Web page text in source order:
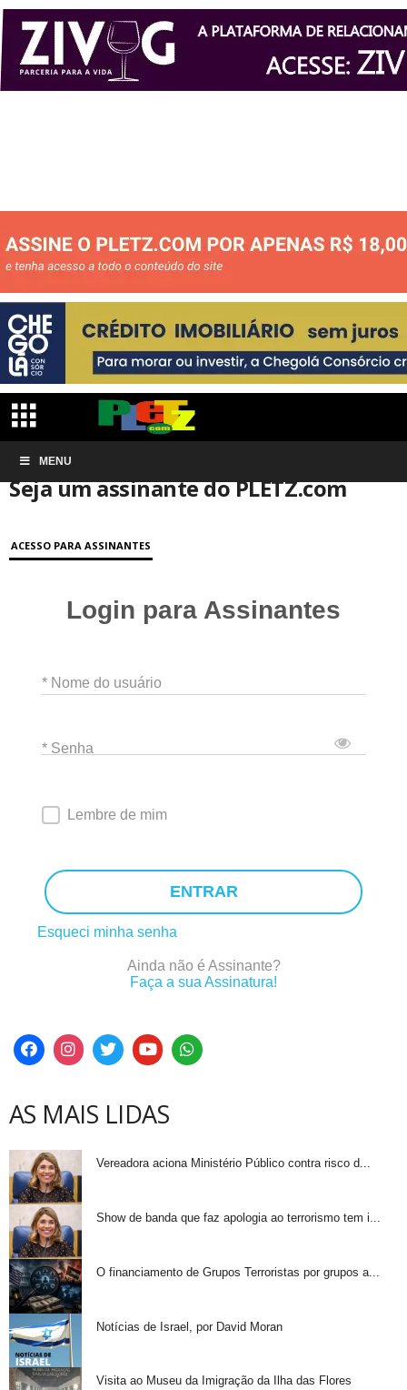
MENU
Início Conta de associação
Seja um assinante do PLETZ.com
ACESSO PARA ASSINANTES
Login para Assinantes
* Nome do usuário
* Senha
Lembre de mim
ENTRAR
Esqueci minha senha
Ainda não é Assinante?
Faça a sua Assinatura!
AS MAIS LIDAS
Vereadora aciona Ministério Público contra risco d...
Show de banda que faz apologia ao terrorismo tem i...
O financiamento de Grupos Terroristas por grupos a...
Notícias de Israel, por David Moran
Visita ao Museu da Imigração da Ilha das Flores